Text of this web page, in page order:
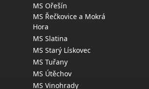
MS Ořešín
MS Řečkovice a Mokrá
Hora
MS Slatina
MS Starý Lískovec
MS Tuřany
MS Útěchov
MS Vinohrady